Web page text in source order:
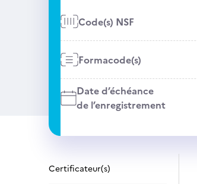
Code(s) NSF
Formacode(s)
Date d’échéance
de l’enregistrement
Certificateur(s)